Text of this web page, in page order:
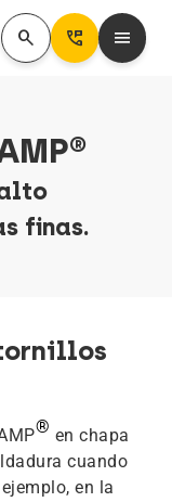
search Perm_Phone_Msg menu
finas.
® en chapa
cuando
en la